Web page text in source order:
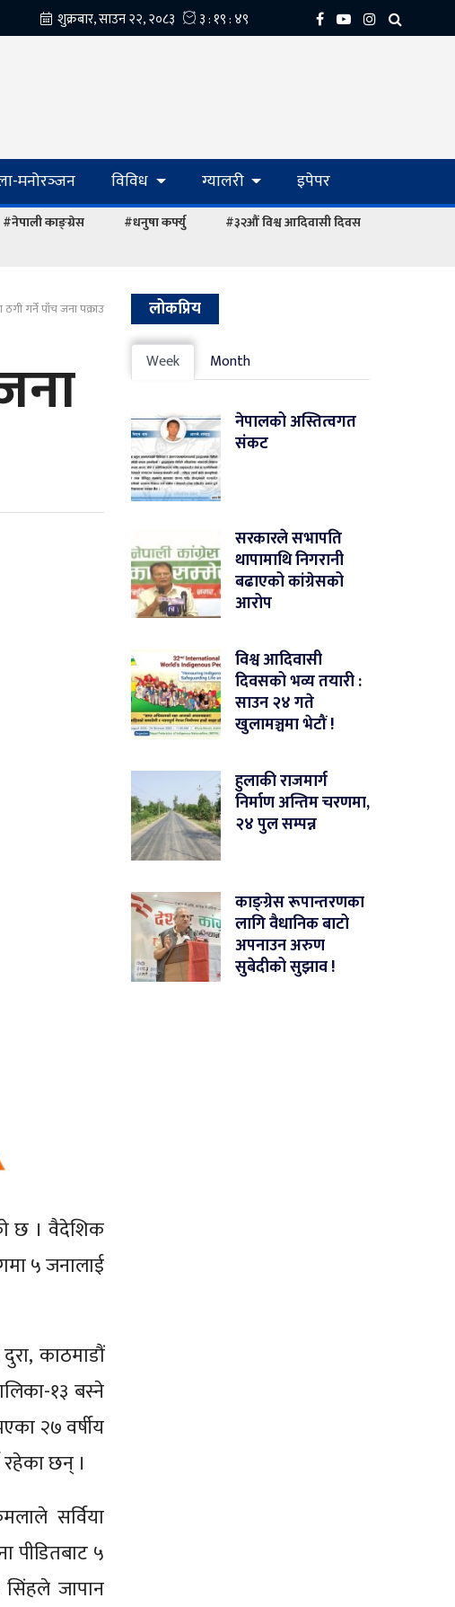
मनोरञ्‍जन विविध ग्यालरी इपेपर
#नेपाली काङ्ग्रेस #धनुषा कर्फ्यु
#३२औं विश्व आदिवासी दिवस
गर्ने पाँच जना पक्राउ
छ । वैदेशिक
५ जनालाई
काठमाडौं
१३ बस्ने
२७ वर्षीय
रहेका छन् ।
सर्विया
पीडितबाट ५
जापान
लोकप्रिय
Week Month
नेपालको अस्तित्वगत
संकट
सरकारले सभापति
थापामाथि निगरानी
बढाएको कांग्रेसको
आरोप
विश्व आदिवासी
दिवसको भव्य तयारी :
साउन २४ गते
खुलामञ्चमा भेटौं !
हुलाकी राजमार्ग
निर्माण अन्तिम चरणमा,
२४ पुल सम्पन्न
काङ्ग्रेस रूपान्तरणका
लागि वैधानिक बाटो
अपनाउन अरुण
सुबेदीको सुझाव !